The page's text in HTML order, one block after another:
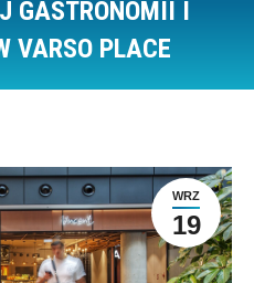
GASTRONOMII I
VARSO PLACE
WRZ
19